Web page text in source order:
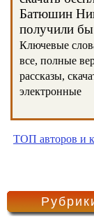
Батюшин
получили бы
Ключевые
все, полные
рассказы,
электронные
ТОП авторов и